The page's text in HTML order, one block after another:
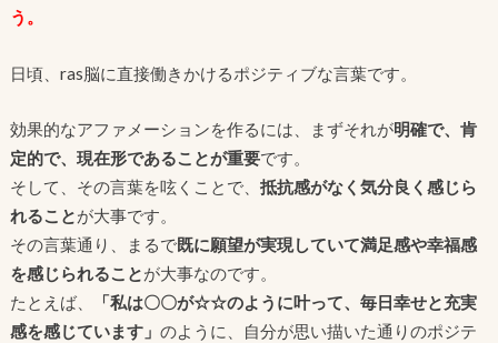
う。
日頃、ras脳に直接働きかけるポジティブな言葉です。
効果的なアファメーションを作るには、まずそれが明確で、肯
定的で、現在形であることが重要です。
そして、その言葉を呟くことで、 抵抗感がなく気分良く感じら
れることが大事です。
その言葉通り、まるで既に願望が実現していて満足感や幸福感
を感じられることが大事なのです。
たとえば、
「私は〇〇が☆☆のように叶って、毎日幸せと充実
感を感じています」 のように、自分が思い描いた通りのポジテ